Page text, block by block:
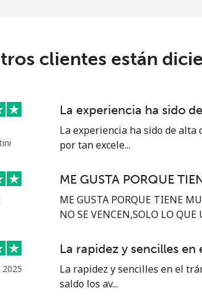
250 min por ⁦$5⁩
31 min por ⁦$5⁩
21 min por ⁦$5⁩
clientes están
La experiencia ha sido
La experiencia ha sido de alta
por tan excele...
ME GUSTA PORQUE
ME GUSTA PORQUE TIENE
NO SE VENCEN,SOLO LO QUE
La rapidez y sencilles en
La rapidez y sencilles en el
saldo los av...